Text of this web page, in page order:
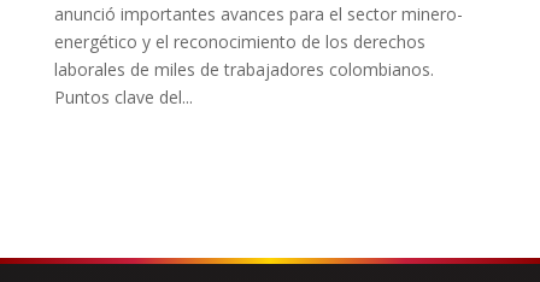
anunció importantes avances para el sector minero-
energético y el reconocimiento de los derechos
laborales de miles de trabajadores colombianos.
Puntos clave del...